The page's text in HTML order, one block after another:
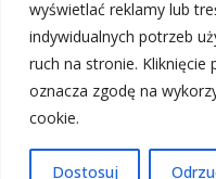
wyświetlać reklamy lub
indywidualnych potrzeb
ruch na stronie. Kliknięcie
oznacza zgodę na
cookie.
Dostosuj
10 lutego, 2026
Mapa